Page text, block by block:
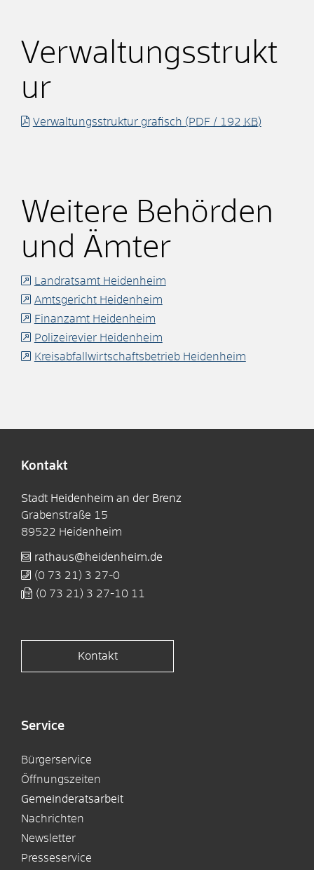
Verwaltungsstrukt
ur
Verwaltungsstruktur grafisch (PDF / 192 KB)
Weitere Behörden
und Ämter
Landratsamt Heidenheim
Amtsgericht Heidenheim
Finanzamt Heidenheim
Polizeirevier Heidenheim
Kreisabfallwirtschaftsbetrieb Heidenheim
Kontakt
Stadt Heidenheim an der Brenz
Grabenstraße 15
89522 Heidenheim
rathaus@heidenheim.de
(0 73 21) 3 27-0
(0 73 21) 3 27-10 11
Kontakt
Service
Bürgerservice
Öffnungszeiten
Gemeinderatsarbeit
Nachrichten
Newsletter
Presseservice